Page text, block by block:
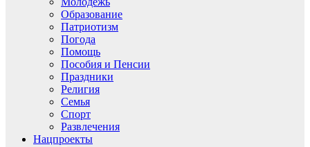
Образование
Патриотизм
Погода
Помощь
Пособия и Пенсии
Праздники
Религия
Семья
Спорт
Развлечения
Нацпроекты